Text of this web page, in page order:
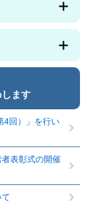
ます
4回）」を行い
者表彰式の開催